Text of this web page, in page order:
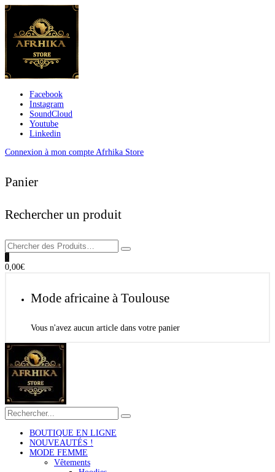
Facebook
Instagram
SoundCloud
Youtube
Linkedin
Connexion à mon compte Afrhika Store
Panier
Rechercher un produit
0,00€
Mode africaine à Toulouse
Vous n'avez aucun article dans votre panier
BOUTIQUE EN LIGNE
NOUVEAUTÉS !
MODE FEMME
Vêtements